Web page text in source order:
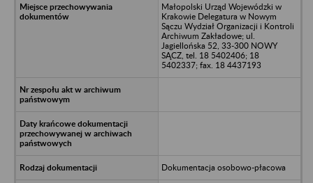
Małopolski Urząd Wojewódzki w
Krakowie Delegatura w Nowym
Sączu Wydział Organizacji i Kontroli
Archiwum Zakładowe; ul.
Jagiellońska 52, 33-300 NOWY
SĄCZ, tel. 18 5402406; 18
5402337; fax. 18 4437193
Dokumentacja osobowo-płacowa